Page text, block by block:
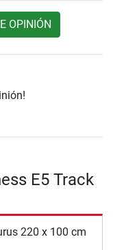
OPINIÓN
E5 Track
220 x 100 cm